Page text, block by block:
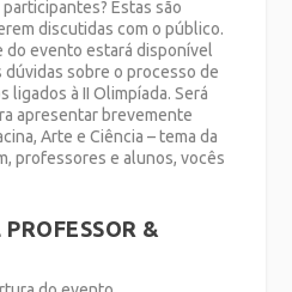
Estas são
discutidas com o público.
do evento estará disponível
dúvidas sobre o processo de
ligados à II Olimpíada. Será
apresentar brevemente
Arte e Ciência – tema da
professores e alunos, vocês
&